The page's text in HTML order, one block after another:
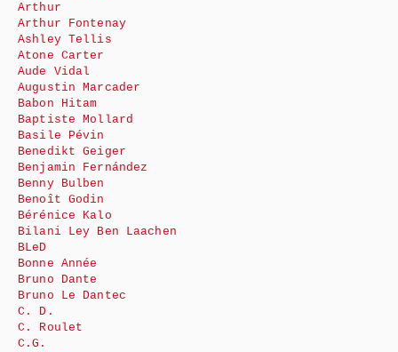
Arthur
Arthur Fontenay
Ashley Tellis
Atone Carter
Aude Vidal
Augustin Marcader
Babon Hitam
Baptiste Mollard
Basile Pévin
Benedikt Geiger
Benjamin Fernández
Benny Bulben
Benoît Godin
Bérénice Kalo
Bilani Ley Ben Laachen
BLeD
Bonne Année
Bruno Dante
Bruno Le Dantec
C. D.
C. Roulet
C.G.